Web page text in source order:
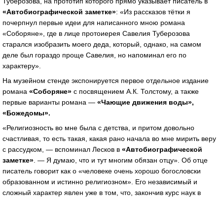
«Автобиографической заметке»: «Из рассказов тётки я
почерпнул первые идеи для написанного мною романа
«Соборяне», где в лице протоиерея Савелия Туберозова
старался изобразить моего деда, который, однако, на самом
деле был гораздо проще Савелия, но напоминал его по
характеру».
На музейном стенде экспонируется первое отдельное издание
романа «Соборяне» с посвящением А.К. Толстому, а также
первые варианты романа — «Чающие движения воды»,
«Божедомы».
«Религиозность во мне была с детства, и притом довольно
счастливая, то есть такая, какая рано начала во мне мирить веру
с рассудком, — вспоминал Лесков в «Автобиографической
заметке» . — Я думаю, что и тут многим обязан отцу». Об отце
писатель говорит как о «человеке очень хорошо богословски
образованном и истинно религиозном». Его независимый и
сложный характер явлен уже в том, что, закончив курс наук в